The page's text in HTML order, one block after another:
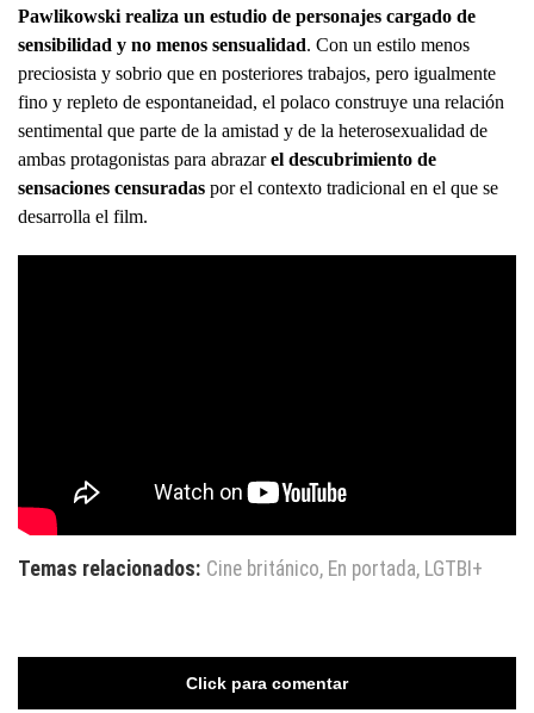
Pawlikowski realiza un estudio de personajes cargado de
sensibilidad y no menos sensualidad. Con un estilo menos
preciosista y sobrio que en posteriores trabajos, pero igualmente
fino y repleto de espontaneidad, el polaco construye una relación
sentimental que parte de la amistad y de la heterosexualidad de
ambas protagonistas para abrazarel descubrimiento de
sensaciones censuradas por el contexto tradicional en el que se
desarrolla el film.
Temas relacionados: Cine británico, En portada, LGTBI+
Click para comentar